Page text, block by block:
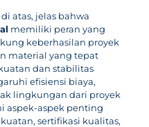
atas, jelas bahwa
memiliki peran yang
keberhasilan proyek
material yang tepat
dan stabilitas
efisiensi biaya,
lingkungan dari proyek
aspek-aspek penting
sertifikasi kualitas,